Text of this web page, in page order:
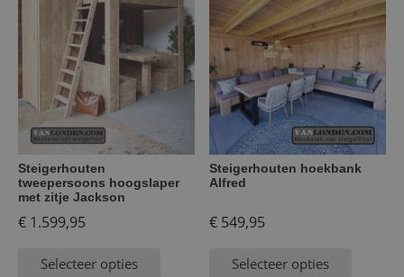
Steigerhouten
tweepersoons hoogslaper
met zitje Jackson
€ 1.599,95
Selecteer opties
Steigerhouten hoekbank
Alfred
€ 549,95
Selecteer opties